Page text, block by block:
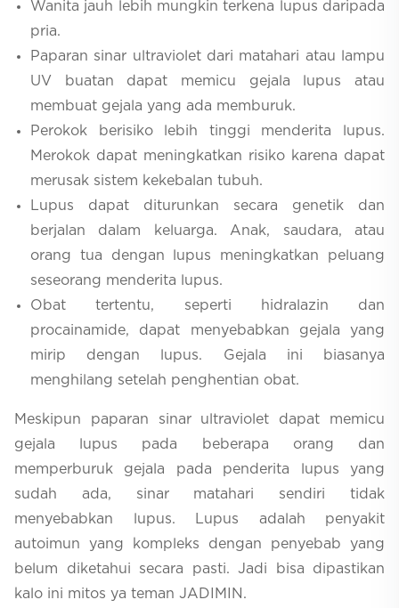
Wanita jauh lebih mungkin terkena lupus daripada
pria.
Paparan sinar ultraviolet dari matahari atau lampu
UV buatan dapat memicu gejala lupus atau
membuat gejala yang ada memburuk.
Perokok berisiko lebih tinggi menderita lupus.
Merokok dapat meningkatkan risiko karena dapat
merusak sistem kekebalan tubuh.
Lupus dapat diturunkan secara genetik dan
berjalan dalam keluarga. Anak, saudara, atau
orang tua dengan lupus meningkatkan peluang
seseorang menderita lupus.
Obat tertentu, seperti hidralazin dan
procainamide, dapat menyebabkan gejala yang
mirip dengan lupus. Gejala ini biasanya
menghilang setelah penghentian obat.
Meskipun paparan sinar ultraviolet dapat memicu
gejala lupus pada beberapa orang dan
memperburuk gejala pada penderita lupus yang
sudah ada, sinar matahari sendiri tidak
menyebabkan lupus. Lupus adalah penyakit
autoimun yang kompleks dengan penyebab yang
belum diketahui secara pasti. Jadi bisa dipastikan
kalo ini mitos ya teman JADIMIN.